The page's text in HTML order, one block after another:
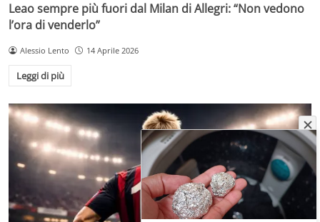
Leao sempre più fuori dal Milan di Allegri: “Non vedono
l’ora di venderlo”
Alessio Lento 14 Aprile 2026
Leggi di più